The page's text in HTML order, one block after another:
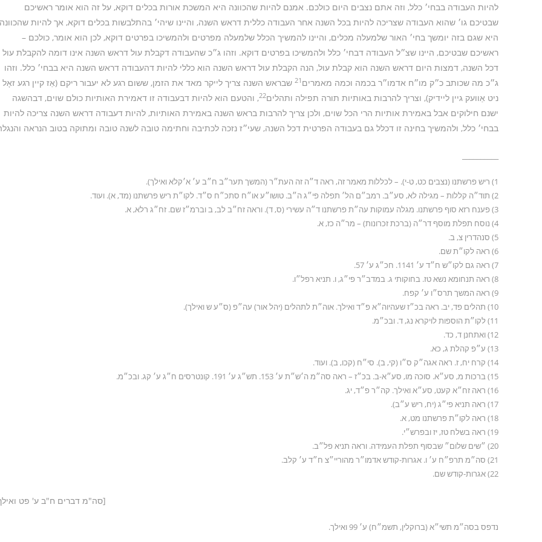
להיות העבודה בבחי׳ כלל, וזה אתם נצבים היום כולכם. אמנם להיות שהכוונה היא המשכת אורות בכלים דוקא, על זה הוא אומר ראשיכם
שבטיכם גו׳ שהוא העבודה שצריכה להיות בכל השנה אחר העבודה כללית דראש השנה, והיינו שיהי׳ בהתלבשות בכלים דוקא, אך להיות שהכוונה
היא שגם בזה יומשך בחי׳ האור שלמעלה מכלים, והיינו להמשיך הכלל שלמעלה מפרטים ולהמשיכו בפרטים דוקא, לכן הוא אומר, כולכם –
ראשיכם שבטיכם, היינו שצ״ל העבודה דבחי׳ כלל ולהמשיכו בפרטים דוקא. וזהו ג״כ שהעבודה דקבלת עול דראש השנה אינו דומה להקבלת עול
דכל השנה, דמצות היום דראש השנה הוא קבלת עול, הנה הקבלת עול דראש השנה הוא כללי להיות דהעבודה דראש השנה היא בבחי׳ כלל. וזהו
ג״כ מה שכותב כ״ק מו״ח אדמו״ר בכמה וכמה מאמרים 21 שבראש השנה צריך לייקר מאד את הזמן, ששום רגע לא יעבור ריקם (אַז קיין רגע זאָל
ניט אַוועק גיין ליידיק), וצריך להרבות באותיות תורה תפילה ותהלים22, והטעם הוא להיות דבעבודה זו דאמירת האותיות כולם שוים, דבהשגה
ישנם חילוקים אבל באמירת אותיות הרי הכל שוים, ולכן צריך להרבות בראש השנה באמירת האותיות, להיות דעבודה דראש השנה צריכה להיות
בבחי׳ כלל, ולהמשיך בחינה זו דכלל גם בעבודה הפרטית דכל השנה, שעי״ז נזכה לכתיבה וחתימה טובה לשנה טובה ומתוקה בטוב הנראה
1) ריש פרשתנו (נצבים כט, ט-י). – לכללות מאמר זה, ראה ד״ה זה העת״ר (המשך תער״ב ח״ב ע׳ א׳קלא ואילך).
2) תוד״ה קללות – מגילה לא, סע״ב. רמב״ם הל׳ תפלה פי״ג ה״ב. טושו״ע או״ח סתכ״ח ס״ד. לקו״ת ריש פרשתנו (מד, א). ועוד.
3) פענח רזא סוף פרשתנו. מגלה עמוקות עה״ת פרשתנו ד״ה עשירי (ס, ד). וראה זח״ב לב, ב וברמ״ז שם. זח״ג רלא, א.
4) נוסח תפלת מוסף דר״ה (ברכת זכרונות) – מר״ה כז, א.
5) סנהדרין צ, ב.
6) ראה לקו״ת שם.
7) ראה גם לקו״ש ח״ד ע׳ 1141. חכ״ג ע׳ 57.
8) ראה תנחומא נשא טז. בחוקותי ג. במדב״ר פי״ג, ו. תניא רפל״ו.
9) ראה המשך תרס״ו ע׳ קפח.
10) תהלים פד, יב. ראה בכ״ז שעהיוה״א פ״ד ואילך. אוה״ת לתהלים (יהל אור) עה״פ (ס״ע ש ואילך).
11) לקו״ת הוספות לויקרא נג, ד. ובכ״מ.
12) ואתחנן ד, כד.
13) ע״פ קהלת ג, כא.
14) קרח יח, ז. ראה אגה״ק ס״ו (קי, ב). סי״ח (קכו, ב). ועוד.
15) ברכות מ, סע״א. סוכה מו, סע״א-ב. בכ״ז – ראה סה״מ ה׳ש״ת ע׳ 153. תש״ג ע׳ 191. קונטרסים ח״ג ע׳ קג. ובכ״מ.
16) ראה זח״א קעט, סע״א ואילך. קה״ר פ״ד, יג.
17) ראה תניא פי״ג (יח, ריש ע״ב).
18) ראה לקו״ת פרשתנו מט, א.
19) ראה בשלח טז, יז ובפרש״י.
20) ״שים שלום״ שבסוף תפלת העמידה. וראה תניא פל״ב.
21) סה״מ תרפ״ח ע׳ ו. אגרות-קודש אדמו״ר מהוריי״צ ח״ד ע׳ קלב.
22) אגרות-קודש שם.
[סה"מ דברים ח"ב ע' פט
נדפס בסה״מ תשי״א (ברוקלין, תשמ״ח) ע׳ 99 ואילך.